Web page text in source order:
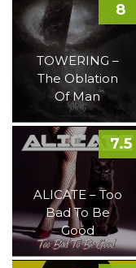
TOWERING –
The Oblation
Of Man
8
ALICATE – Too
Bad To Be
Good
7.5